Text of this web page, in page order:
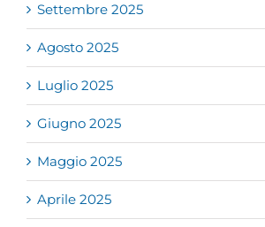
Settembre 2025
Agosto 2025
Luglio 2025
Giugno 2025
Maggio 2025
Aprile 2025